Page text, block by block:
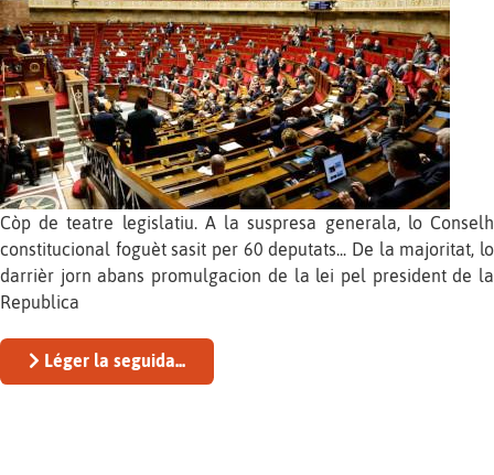
Còp de teatre legislatiu. A la suspresa generala, lo Conselh
constitucional foguèt sasit per 60 deputats... De la majoritat, lo
darrièr jorn abans promulgacion de la lei pel president de la
Republica
Léger la seguida...